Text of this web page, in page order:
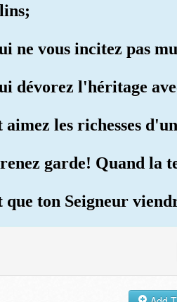
ne vous incitez pas
dévorez l'héritage
aimez les richesses
garde! Quand la
que ton Seigneur